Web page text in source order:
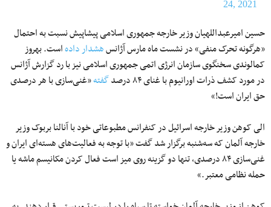
24, 2021
حسین امیرعبداللهیان وزیر خارجه جمهوری اسلامی پیشاپیش نسبت به احتمال
«هرگونه تحرک منفی» در نشست ماه مارس آژانسهشدار دادهاست. بهروز
کمالوندی سخنگوی سازمان انرژی اتمی جمهوری اسلامی نیز با رد گزارش آژانس
در مورد کشف ذرات اورانیوم با غنای ۸۴ درصد
گفته«غنی‌سازی با هر درصدی
حق ایران است!»
الی کوهن وزیر خارجه اسرائیل در کنفرانس مطبوعاتی خود با آنالنا بربوک وزیر
خارجه آلمان که سه‌شنبه برگزار شد گفت «با توجه به فعالیت‌های هسته‌ای ایران و
غنی‌سازی ۸۴ درصدی، تنها دو گزینه روی میز است فعال کردن مکانیسم ماشه یا
حمله نظامی معتبر.»